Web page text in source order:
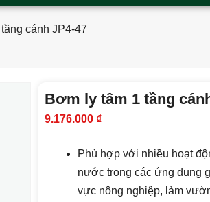
cánh JP4-47
Bơm ly tâm 1 tầng
9.176.000 ₫
Phù hợp với nhiều hoạt
nước trong các ứng dụng
vực nông nghiệp, làm